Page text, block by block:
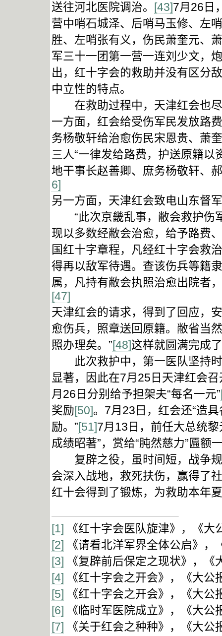
送往河北医院调治。 [43]7月26日
营中哨石城泽、后哨马玉修、左
胜、左哨张有义，伤民萧奎元、
军三十一团第一营一连刘少文，
出，红十字会的救助并没有区分
中立性的特点。
在救助过程中，天津红会也尽
一方面，红会给受伤军民发放路
务杨敬轩给治愈伤民宋恩贵、萧
三人“一律发给路费，护送原籍以
地干事长赵善卿、庶务杨敬轩、
6]
另一方面，天津红会致电山东督
“此次京畿乱事，敝会救护伤
现以多数经敝会治愈，给予路费
国红十字章程，凡经红十字会救
得再以敌军待遇。查该伤兵等籍
属，凡持有敝会执照治愈出院者
[47]
天津红会的请求，得到了回应，
愈伤兵，照章送回原籍。敝省当
照办理矣。”[48]这样就圆满完成
此次救护中，第一医队坚持时
显著，因此在7月25日天津红会
月26日分别给予担架夫“每名一元”
奖励[50]。7月23日，红会还“造
励。”[51]7月13日，前任大总统
成绩昭著”，赏给“肫然慈力”匾额
复辟之役，虽时间短，战争规
会深入战地，救死扶伤，赢得了
红十会得到了锻炼，为救助本年
[1] 《红十字会医队旋津》，《
[2] 《请看北洋军界全体公启》
[3] 《复辟前后保定之现状》，
[4] 《红十字会之开会》，《大公
[5] 《红十字会之开会》，《大公
[6] 《临时军医院成立》，《大公
[7] 《关于红会之种种》，《大公